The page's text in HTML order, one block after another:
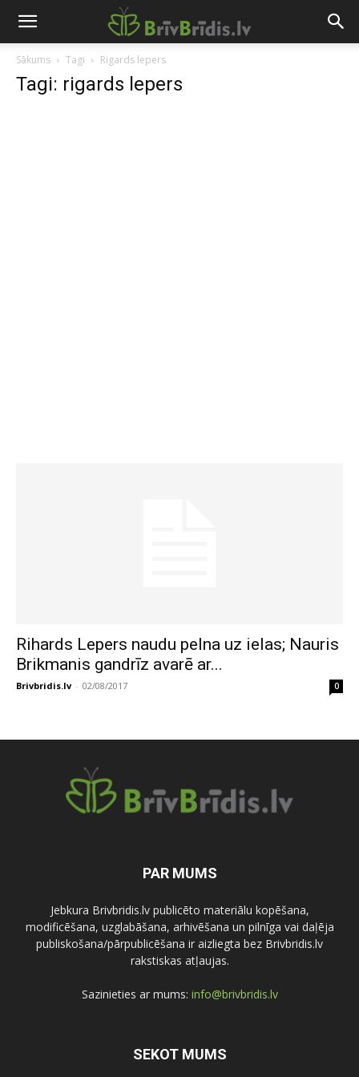
Sākums Tagi Rigards lepers
Tagi: rigards lepers
Rihards Lepers naudu pelna uz ielas; Nauris
Brikmanis gandrīz avarē ar...
Brivbridis.lv - 02/08/2017 0
PAR MUMS
Jebkura Brivbridis.lv publicēto materiālu kopēšana,
modificēšana, uzglabāšana, arhivēšana un pilnīga vai daļēja
publiskošana/pārpublicēšana ir aizliegta bez Brivbridis.lv
rakstiskas atļaujas.
Sazinieties ar mums: info@brivbridis.lv
SEKOT MUMS